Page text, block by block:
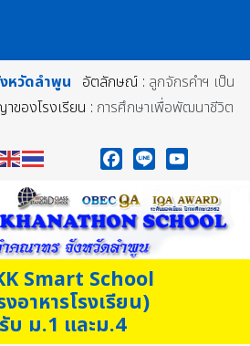
หวัดลำพูน อัตลักษณ์ : ลูกจักรคำฯ เป็น
ของโรงเรียน : การศึกษาเพื่อพัฒนาชีวิต
Smart School
อาหารโรงเรียน)
บ ม.1 และม.4